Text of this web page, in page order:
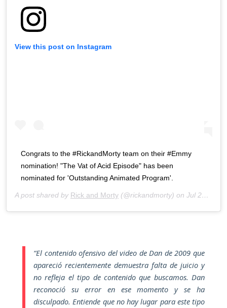
View this post on Instagram
Congrats to the #RickandMorty team on their #Emmy
nomination! "The Vat of Acid Episode" has been
nominated for 'Outstanding Animated Program'.
A post shared by Rick and Morty (@rickandmorty) on Jul 28, 2020 at 11:20am PDT
“El contenido ofensivo del video de Dan de 2009 que
apareció recientemente demuestra falta de juicio y
no refleja el tipo de contenido que buscamos. Dan
reconoció su error en ese momento y se ha
disculpado. Entiende que no hay lugar para este tipo